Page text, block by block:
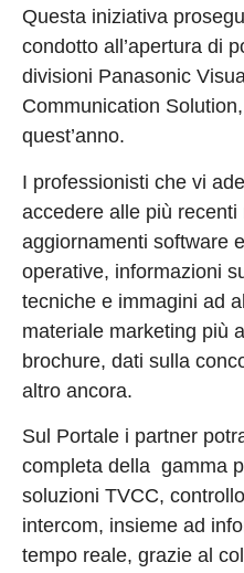
Questa iniziativa
condotto all’apertura di
divisioni Panasonic
Communication
quest’anno.
I professionisti che vi
accedere alle più
aggiornamenti software
operative, informazioni
tecniche e immagini ad
materiale marketing più
brochure, dati sulla
altro ancora.
Sul Portale i partner
completa della gamma
soluzioni TVCC,
intercom, insieme ad
tempo reale, grazie al